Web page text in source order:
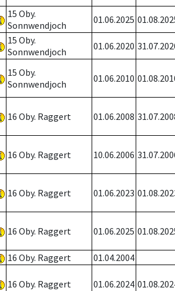
15 Oby.
Sonnwendjoch
01.06.2025
15 Oby.
Sonnwendjoch
01.06.2020
15 Oby.
Sonnwendjoch
01.06.2010
16 Oby. Raggert 01.06.2008
16 Oby. Raggert 10.06.2006
16 Oby. Raggert 01.06.2023
16 Oby. Raggert 01.06.2025
16 Oby. Raggert 01.04.2004
16 Oby. Raggert 01.06.2024